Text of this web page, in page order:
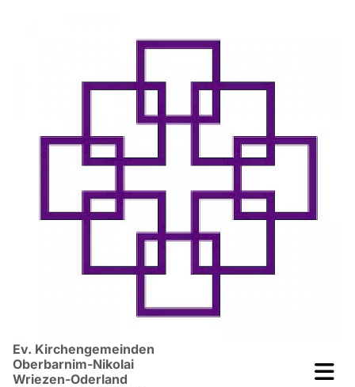
Ev. Kirchengemeinden
Oberbarnim-Nikolai
Wriezen-Oderland